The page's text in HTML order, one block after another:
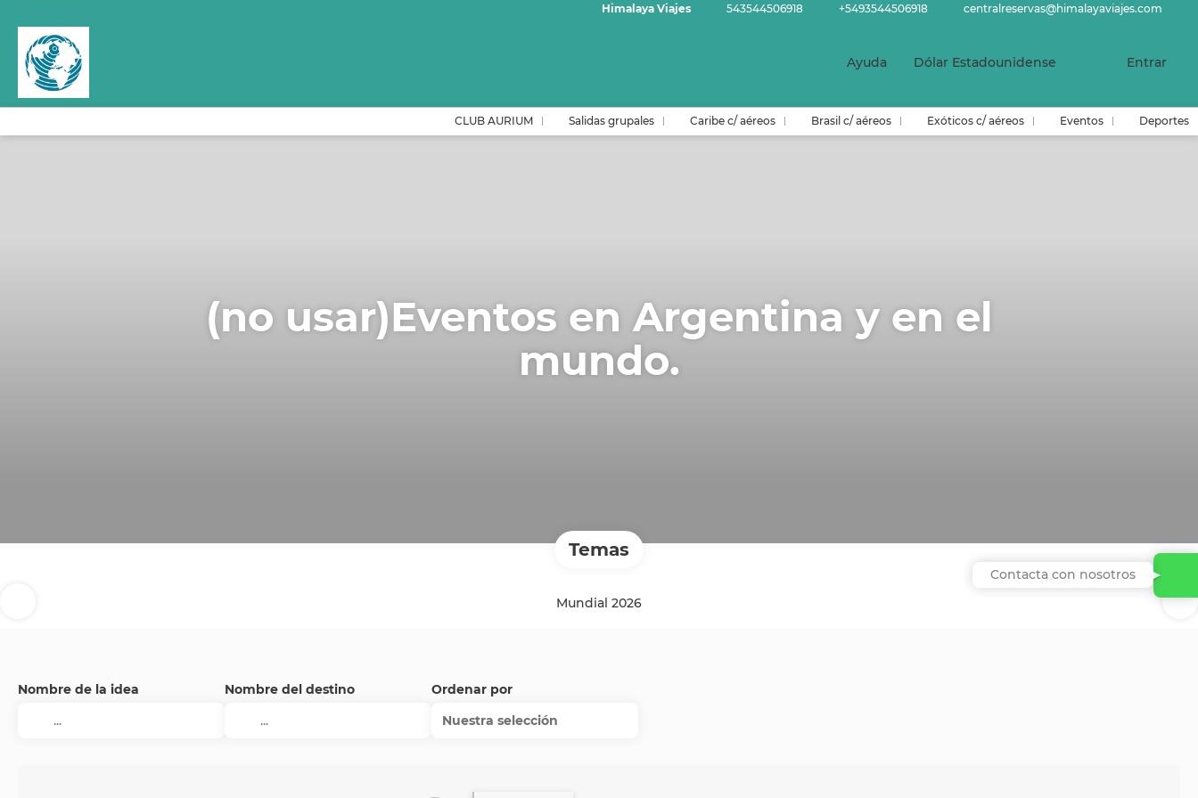
Himalaya Viajes 543544506918 +5493544506918 centralreservas@himalayaviajes.com
Ayuda Dólar Estadounidense Entrar
CLUB AURIUM Salidas grupales Caribe c/ aéreos Brasil c/ aéreos Exóticos c/ aéreos Eventos Deportes
(no usar)Eventos en Argentina y en el
mundo.
Temas
Mundial 2026
Nombre de la idea Nombre del destino
Ordenar por
Nuestra selección
Contacta con nosotros